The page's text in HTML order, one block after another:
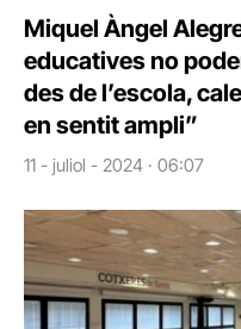
Miquel Àngel
educatives no
des de l’escola,
en sentit ampli”
11 - juliol - 2024 · 06:07